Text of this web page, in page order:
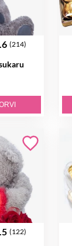
(214)
(122)